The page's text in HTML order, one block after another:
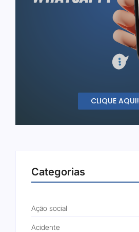
CLIQUE AQUI!
Categorias
Ação social
Acidente